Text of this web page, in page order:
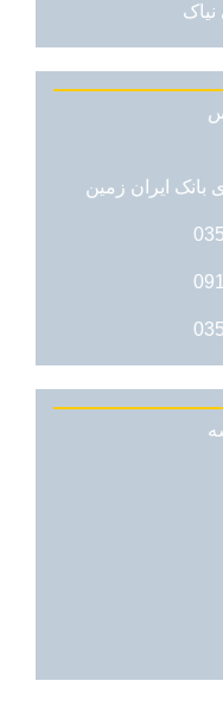
نیاک
بانک ایران زمین